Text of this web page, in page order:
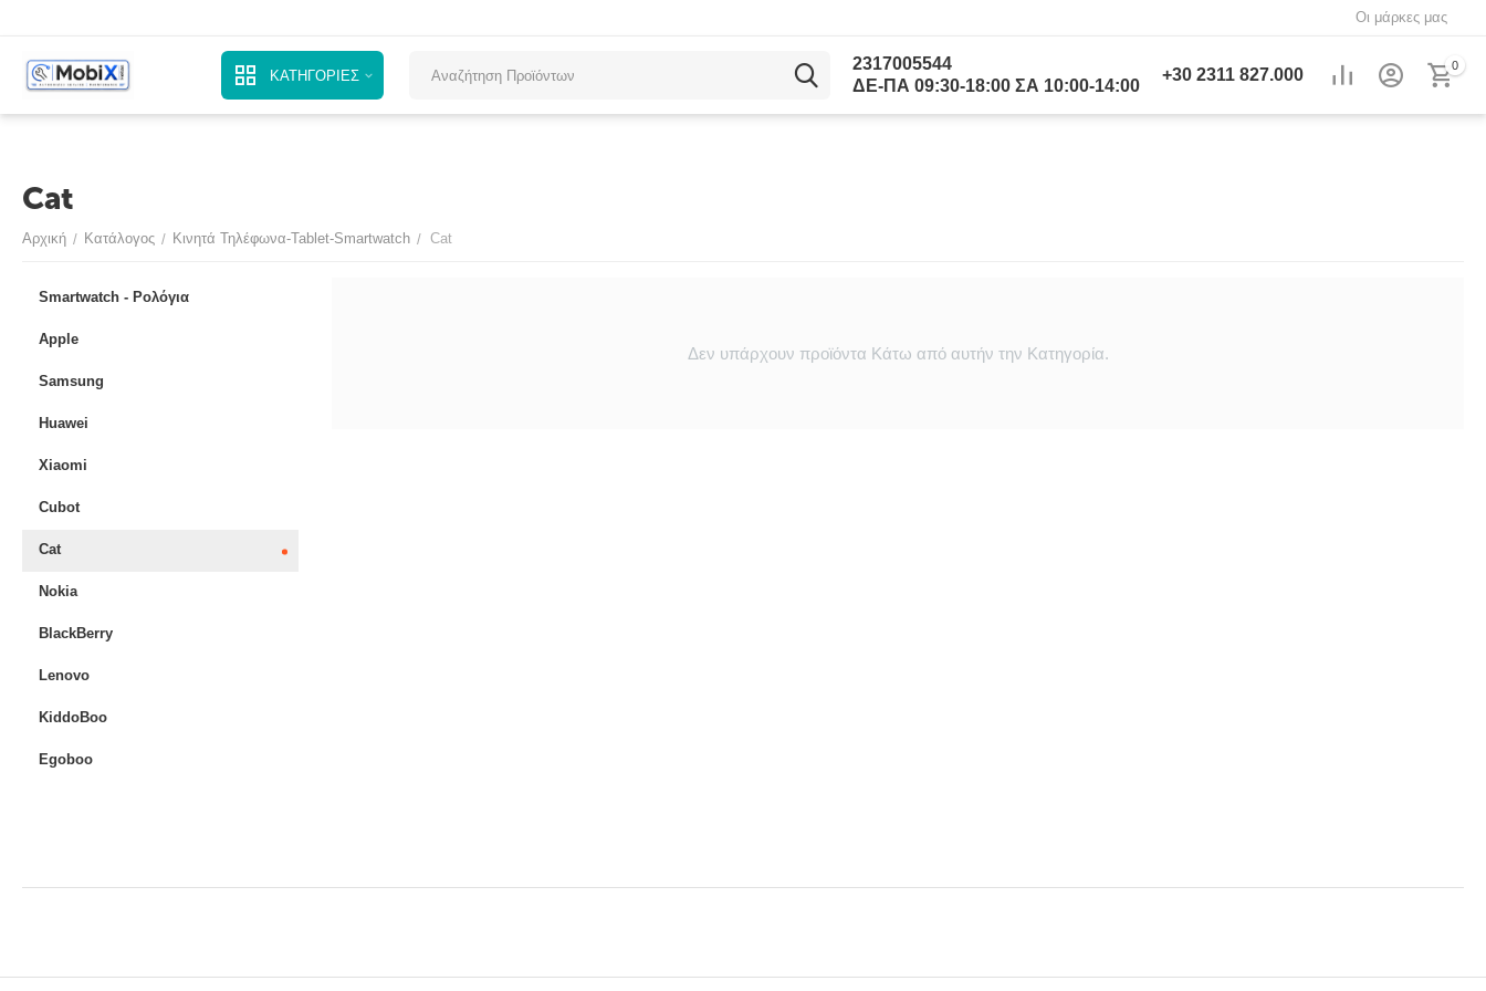
Οι μάρκες μας
ΚΑΤΗΓΟΡΙΕΣ
2317005544
ΔΕ-ΠΑ 09:30-18:00 ΣΑ 10:00-14:00
+302311 827.000 0
Cat
Αρχική / Κατάλογος / Κινητά Τηλέφωνα-Tablet-Smartwatch / Cat
Δεν υπάρχουν προϊόντα Κάτω από αυτήν την Κατηγορία.
Smartwatch - Ρολόγια
Apple
Samsung
Huawei
Xiaomi
Cubot
Cat
Nokia
BlackBerry
Lenovo
KiddoBoo
Egoboo